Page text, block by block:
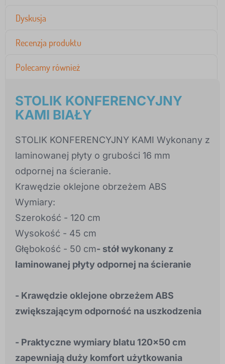
Dyskusja
Recenzja produktu
Polecamy również
STOLIK KONFERENCYJNY
KAMI BIAŁY
STOLIK KONFERENCYJNY KAMI Wykonany z
laminowanej płyty o grubości 16 mm
odpornej na ścieranie.
Krawędzie oklejone obrzeżem ABS
Wymiary:
Szerokość - 120 cm
Wysokość - 45 cm
Głębokość - 50 cm- stół wykonany z
laminowanej płyty odpornej na ścieranie
- Krawędzie oklejone obrzeżem ABS
zwiększającym odporność na uszkodzenia
- Praktyczne wymiary blatu 120x50 cm
zapewniają duży komfort użytkowania